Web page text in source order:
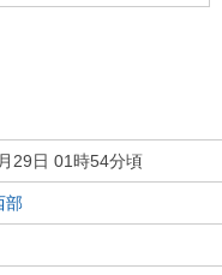
29日 01時54分頃
部